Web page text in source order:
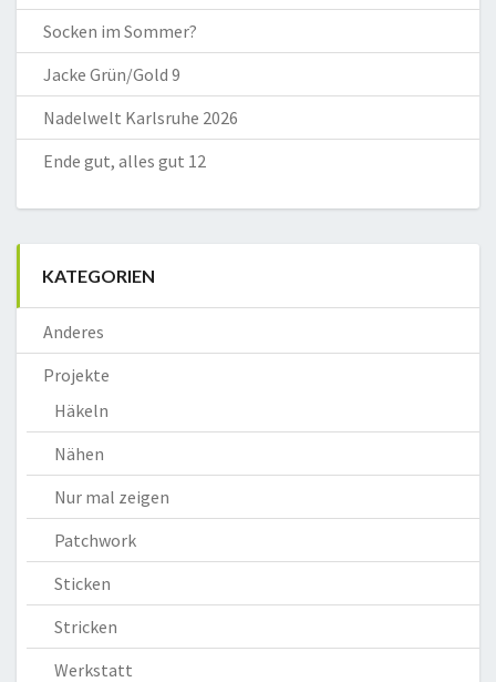
Socken im Sommer?
Jacke Grün/Gold 9
Nadelwelt Karlsruhe 2026
Ende gut, alles gut 12
KATEGORIEN
Anderes
Projekte
Häkeln
Nähen
Nur mal zeigen
Patchwork
Sticken
Stricken
Werkstatt